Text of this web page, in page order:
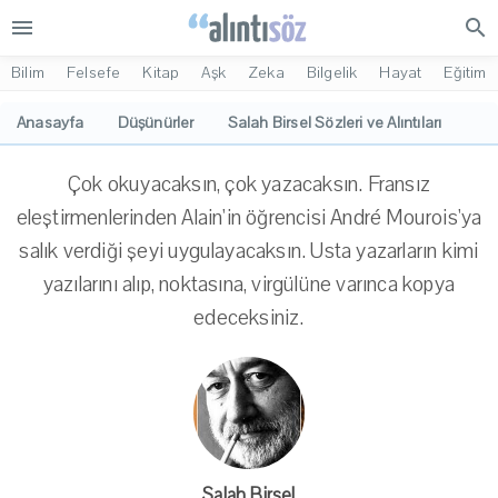
menu search
Bilim Felsefe Kitap Aşk Zeka Bilgelik Hayat Eğitim
Anasayfa Düşünürler Salah Birsel Sözleri ve Alıntıları
Çok okuyacaksın, çok yazacaksın. Fransız
eleştirmenlerinden Alain'in öğrencisi André Mourois'ya
salık verdiği şeyi uygulayacaksın. Usta yazarların kimi
yazılarını alıp, noktasına, virgülüne varınca kopya
edeceksiniz.